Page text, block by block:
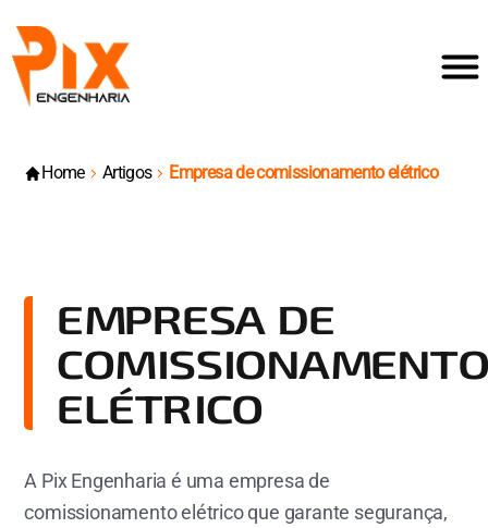
Home Artigos Empresa de comissionamento elétrico
EMPRESA DE
ELÉTRICO
A Pix Engenharia é uma empresa de
comissionamento elétrico que garante segurança,